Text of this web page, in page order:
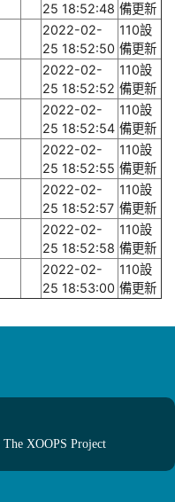
25 18:52:48 備更新
2022-02-
25 18:52:50
110設
備更新
2022-02-
25 18:52:52
110設
備更新
2022-02-
25 18:52:54
110設
備更新
2022-02-
25 18:52:55
110設
備更新
2022-02-
25 18:52:57
110設
備更新
2022-02-
25 18:52:58
110設
備更新
2022-02-
25 18:53:00
110設
備更新
The XOOPS Project